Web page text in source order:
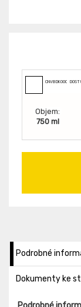
CNVBDKO007598
Objem:
750 ml
Podrobné
Dokumenty ke